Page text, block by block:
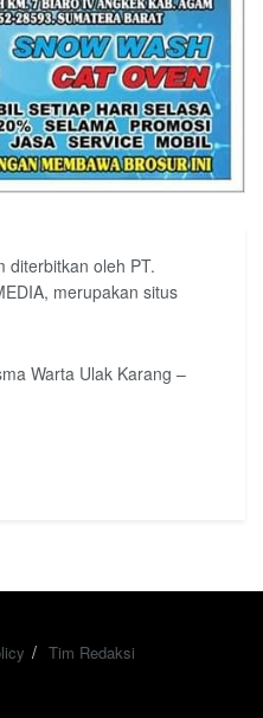
diterbitkan oleh PT.
merupakan situs
Warta Ulak Karang –
Tim Redaksi